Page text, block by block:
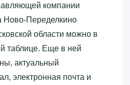
компании
Переделкино
области можно в
таблице. Еще в ней
актуальный
электронная почта и